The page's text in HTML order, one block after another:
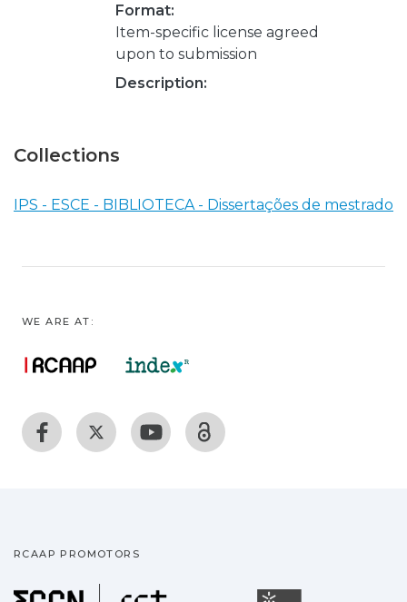
Format:
Item-specific license agreed
upon to submission
Description:
Collections
IPS - ESCE - BIBLIOTECA - Dissertações de mestrado
WE ARE AT:
RCAAP PROMOTORS
Fundação para a